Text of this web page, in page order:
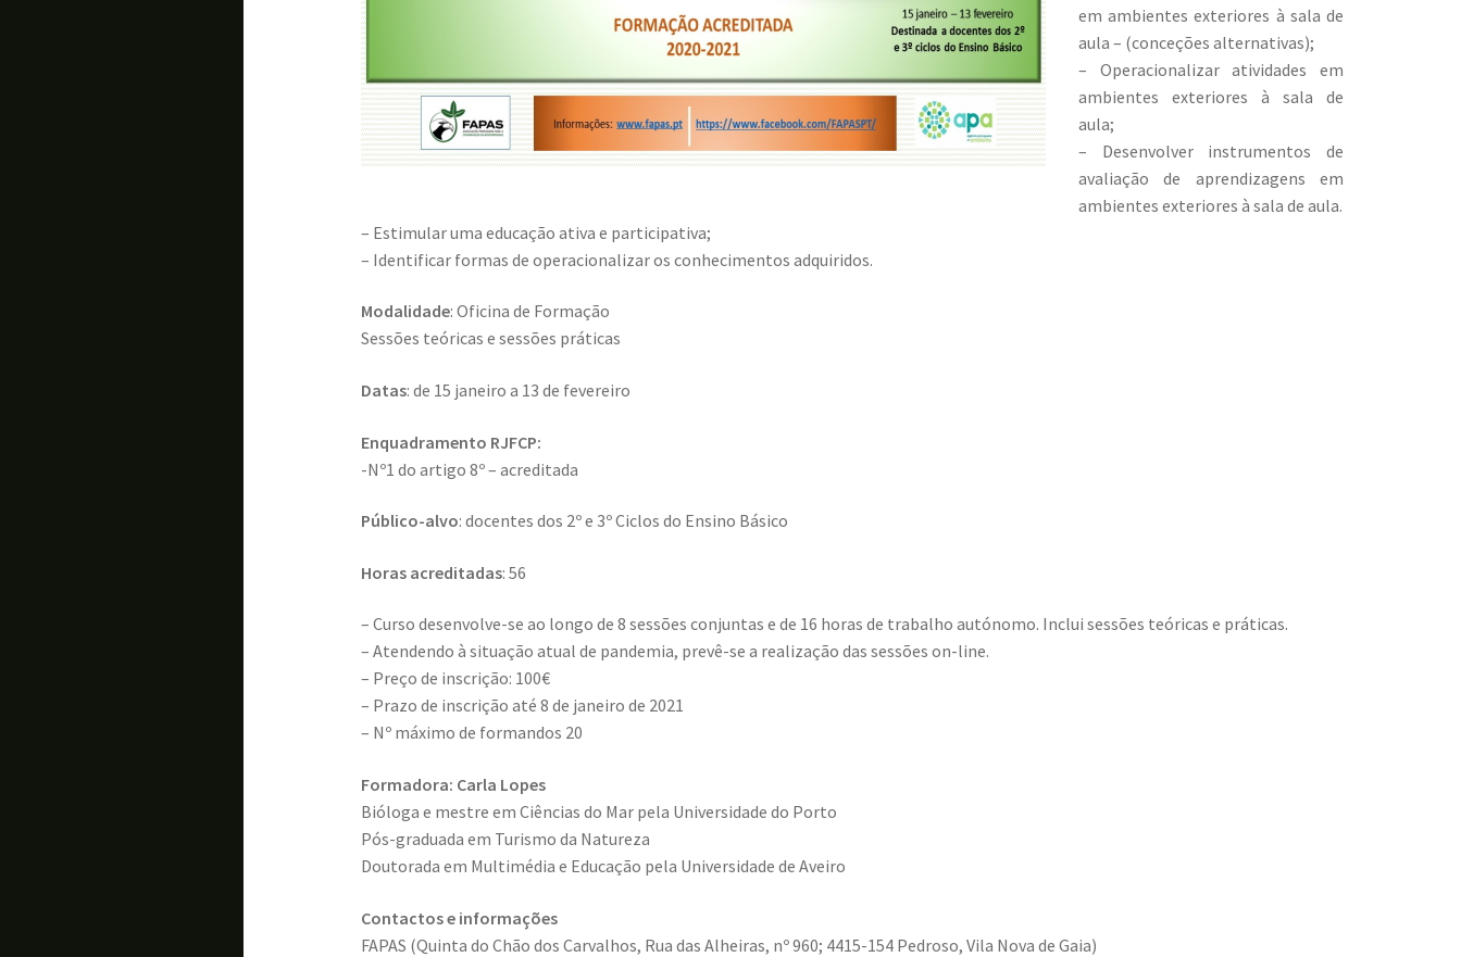
em ambientes exteriores à sala de
aula – (conceções alternativas);
– Operacionalizar atividades em
ambientes exteriores à sala de
aula;
– Desenvolver instrumentos de
avaliação de aprendizagens em
ambientes exteriores à sala de aula.
– Estimular uma educação ativa e participativa;
– Identificar formas de operacionalizar os conhecimentos adquiridos.
Modalidade: Oficina de Formação
Sessões teóricas e sessões práticas
Datas: de 15 janeiro a 13 de fevereiro
Enquadramento RJFCP:
-Nº1 do artigo 8º – acreditada
Público-alvo: docentes dos 2º e 3º Ciclos do Ensino Básico
Horas acreditadas: 56
– Curso desenvolve-se ao longo de 8 sessões conjuntas e de 16 horas de trabalho autónomo. Inclui sessões teóricas e práticas.
– Atendendo à situação atual de pandemia, prevê-se a realização das sessões on-line.
– Preço de inscrição: 100€
– Prazo de inscrição até 8 de janeiro de 2021
– Nº máximo de formandos 20
Formadora: Carla Lopes
Bióloga e mestre em Ciências do Mar pela Universidade do Porto
Pós-graduada em Turismo da Natureza
Doutorada em Multimédia e Educação pela Universidade de Aveiro
Contactos e informações
FAPAS (Quinta do Chão dos Carvalhos, Rua das Alheiras, nº 960; 4415-154 Pedroso, Vila Nova de Gaia)